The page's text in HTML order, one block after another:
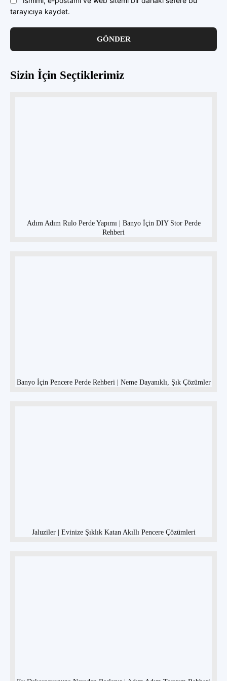
tarayıcıya kaydet.
Sizin İçin Seçtiklerimiz
Adım Adım Rulo Perde Yapımı | Banyo İçin DIY Stor Perde
Rehberi
Banyo İçin Pencere Perde Rehberi | Neme Dayanıklı, Şık Çözümler
Jaluziler | Evinize Şıklık Katan Akıllı Pencere Çözümleri